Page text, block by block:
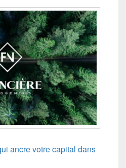
ancre votre capital dans